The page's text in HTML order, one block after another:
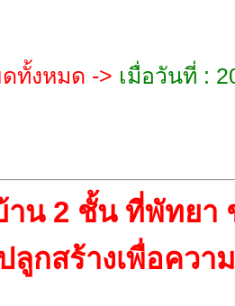
ดทั้งหมด -> เมื่อวันที่ :
าน 2 ชั้น ที่พัทยา
ลูกสร้างเพื่อควา